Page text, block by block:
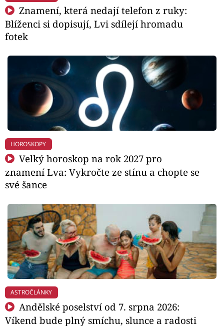
Znamení, která nedají telefon z ruky:
Blíženci si dopisují, Lvi sdílejí hromadu
fotek
HOROSKOPY
Velký horoskop na rok 2027 pro
znamení Lva: Vykročte ze stínu a chopte se
své šance
ASTROČLÁNKY
Andělské poselství od 7. srpna 2026:
Víkend bude plný smíchu, slunce a radosti